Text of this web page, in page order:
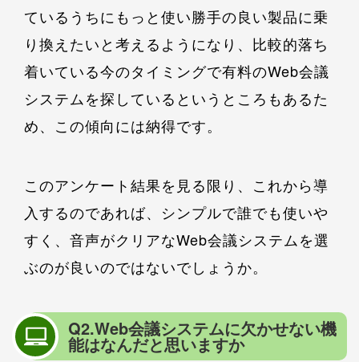
ているうちにもっと使い勝手の良い製品に乗
り換えたいと考えるようになり、比較的落ち
着いている今のタイミングで有料のWeb会議
システムを探しているというところもあるた
め、この傾向には納得です。
このアンケート結果を見る限り、これから導
入するのであれば、シンプルで誰でも使いや
すく、音声がクリアなWeb会議システムを選
ぶのが良いのではないでしょうか。
Q2.Web会議システムに欠かせない機
能はなんだと思いますか